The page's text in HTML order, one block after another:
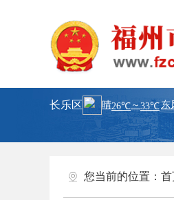
长乐区
您当前的位置： 首